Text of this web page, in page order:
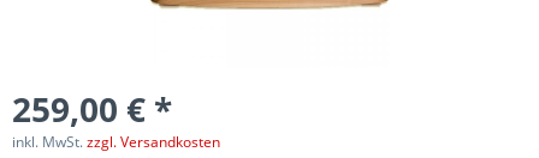
259,00 € *
inkl. MwSt.zzgl. Versandkosten